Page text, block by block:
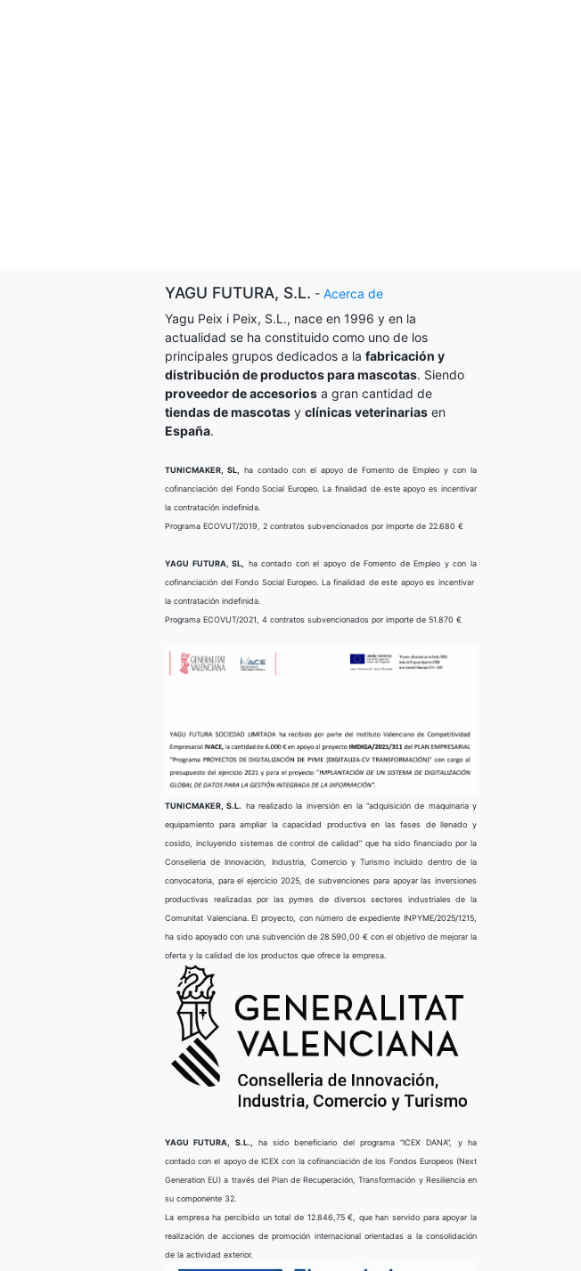
YAGU FUTURA, S.L. - Acerca de
Yagu Peix i Peix, S.L., nace en 1996 y en la
actualidad se ha constituido como uno de los
principales grupos dedicados a la fabricación y
distribución de productos para mascotas. Siendo
proveedor de accesorios a gran cantidad de
tiendas de mascotas y clínicas veterinarias en
España.
TUNICMAKER, SL,
ha contado con el apoyo de Fomento de Empleo y con la
cofinanciación del Fondo Social Europeo. La finalidad de este apoyo es incentivar
la contratación indefinida.
Programa ECOVUT/2019, 2 contratos subvencionados por importe de 22.680 €
YAGU FUTURA, SL,
ha contado con el apoyo de Fomento de Empleo y con la
cofinanciación del Fondo Social Europeo. La finalidad de este apoyo es incentivar
la contratación indefinida.
Programa ECOVUT/2021, 4 contratos subvencionados por importe de 51.870 €
TUNICMAKER, S.L. ha realizado la inversión en la “adquisición de maquinaria y
equipamiento para ampliar la capacidad productiva en las fases de llenado y
cosido, incluyendo sistemas de control de calidad” que ha sido financiado por la
Conselleria de Innovación, Industria, Comercio y Turismo incluido dentro de la
convocatoria, para el ejercicio 2025, de subvenciones para apoyar las inversiones
productivas realizadas por las pymes de diversos sectores industriales de la
Comunitat Valenciana. El proyecto, con número de expediente INPYME/2025/1215,
ha sido apoyado con una subvención de 28.590,00 € con el objetivo de mejorar la
oferta y la calidad de los productos que ofrece la empresa.
YAGU FUTURA, S.L.,
ha sido beneficiario del programa “ICEX DANA”, y ha
contado con el apoyo de ICEX con la cofinanciación de los Fondos Europeos (Next
Generation EU) a través del Plan de Recuperación, Transformación y Resiliencia en
su componente 32.
La empresa ha percibido un total de 12.846,75 €, que han servido para apoyar la
realización de acciones de promoción internacional orientadas a la consolidación
de la actividad exterior.